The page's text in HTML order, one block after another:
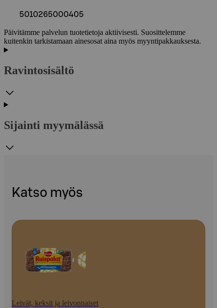
5010265000405
Päivitämme palvelun tuotetietoja aktiivisesti. Suosittelemme
kuitenkin tarkistamaan ainesosat aina myös myyntipakkauksesta.
Ravintosisältö
Sijainti myymälässä
Katso myös
Leivät, keksit ja leivonnaiset